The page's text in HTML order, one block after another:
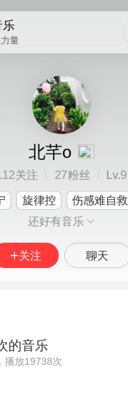
乐
量
北芊o
关注 27粉丝 Lv.9
旋律控
伤感难自救
还好有音乐
关注 聊天
的音乐
播放19738次